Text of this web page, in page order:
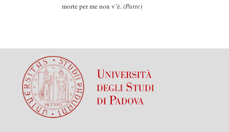
morte per me non v’è.(Parte)